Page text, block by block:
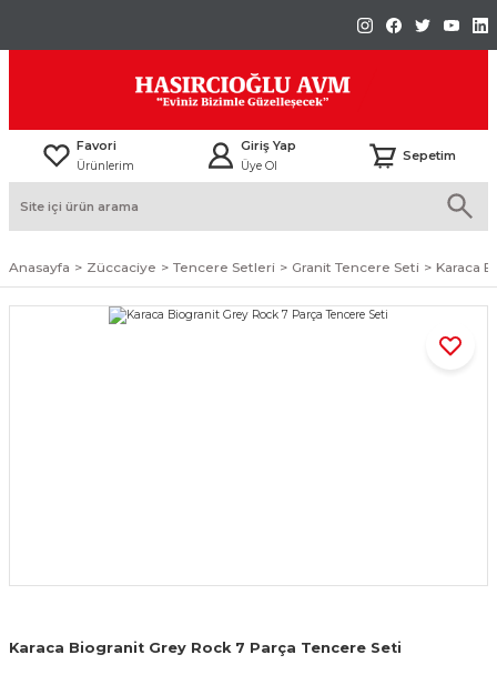
Favori
Ürünlerim
Giriş Yap
Üye Ol
Sepetim
Anasayfa Züccaciye Tencere Setleri Granit Tencere Seti Karaca
Karaca Biogranit Grey Rock 7 Parça Tencere Seti